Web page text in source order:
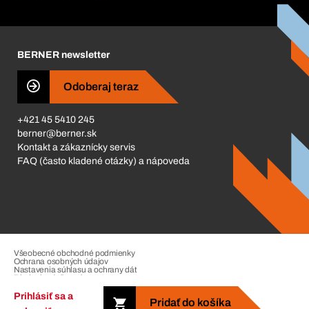
Prihlásiť sa a
Pridať do košíka
Business Conduct
BERNER newsletter
Odoberaj teraz
+421 45 5410 245
berner@berner.sk
Kontakt a zákaznícky servis
FAQ (často kladené otázky) a nápoveda
Všeobecné obchodné podmienky
Ochrana osobných údajov
Nastavenia súhlasu a ochrany dát
Riadenie sťažností